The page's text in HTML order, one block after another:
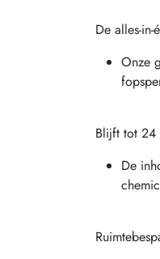
De alles-in-
Onze
Blijft tot 24
De